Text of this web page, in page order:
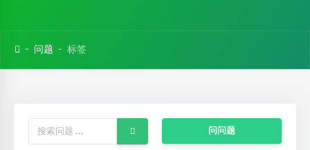
问题 标签
问问题